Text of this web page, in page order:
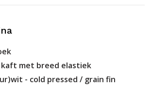
kaft met breed elastiek
- cold pressed / grain fin